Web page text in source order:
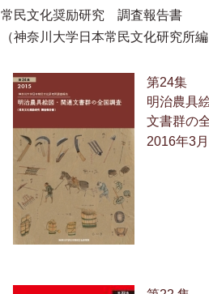
常民文化奨励研究 調査報告書
（神奈川大学日本常民文化研究所編
第24集
明治農具
文書群の
2016年3月